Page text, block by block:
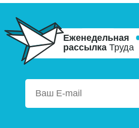
Еженедельная
рассылка Труда